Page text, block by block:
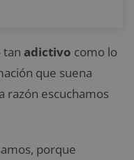
tan adictivo como lo
que suena
razón escuchamos
porque